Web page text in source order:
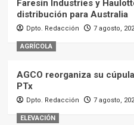
Faresin Industries y
distribución para Australia
Dpto. Redacción 7 agosto,
AGRÍCOLA
AGCO reorganiza su
PTx
Dpto. Redacción 7 agosto,
ELEVACIÓN